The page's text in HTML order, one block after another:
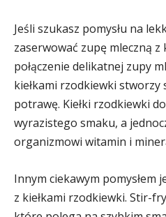
Jeśli szukasz pomysłu na
zaserwować zupę mleczną z
połączenie delikatnej zupy
kiełkami rzodkiewki stworzy
potrawę. Kiełki rzodkiewki
wyrazistego smaku, a
organizmowi witamin i
Innym ciekawym
z kiełkami rzodkiewki. Stir-